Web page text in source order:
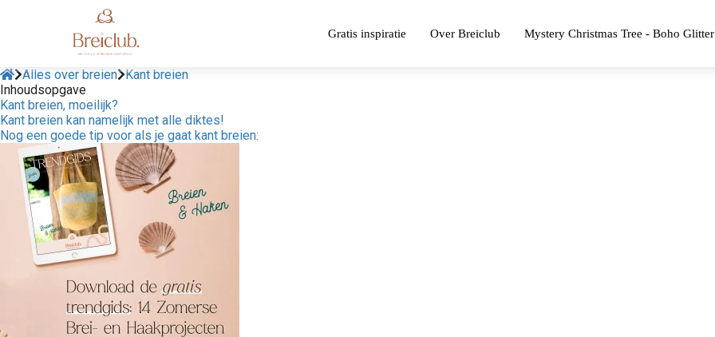
Gratis inspiratie Over Breiclub Mystery Christmas Tree - Boho Glitter
Alles over breien
Kant breien
Inhoudsopgave
Kant breien, moeilijk?
Kant breien kan namelijk met alle diktes!
Nog een goede tip voor als je gaat kant breien: